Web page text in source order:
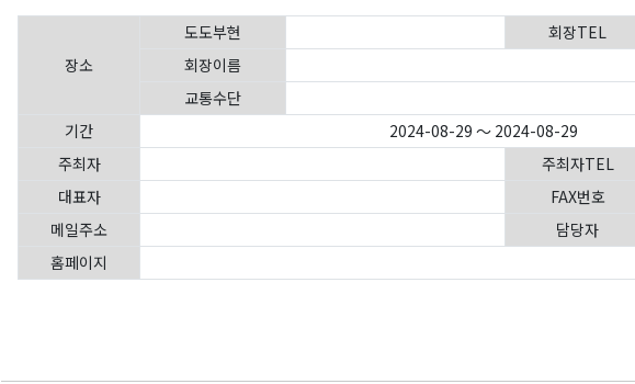
장소
도도부현
회장TEL
회장이름
교통수단
기간
2024-08-29 ～ 2024-08-29
주최자
주최자TEL
대표자
FAX번호
메일주소
담당자
홈페이지